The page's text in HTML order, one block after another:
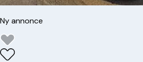
Ny annonce